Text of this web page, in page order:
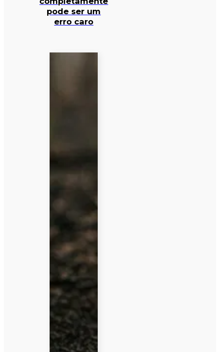
pode ser um
erro caro